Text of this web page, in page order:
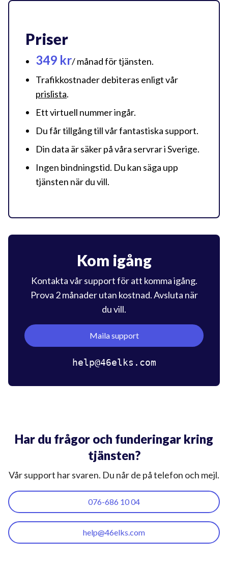
Priser
349 kr/ månad för tjänsten.
Trafikkostnader debiteras enligt vår
prislista.
Ett virtuell nummer ingår.
Du får tillgång till vår fantastiska support.
Din data är säker på våra servrar i Sverige.
Ingen bindningstid. Du kan säga upp
tjänsten när du vill.
Kom igång
Kontakta vår support för att komma igång.
Prova 2 månader utan kostnad. Avsluta när
du vill.
Maila support
help@46elks.com
Har du frågor och funderingar kring
tjänsten?
Vår support har svaren. Du når de på telefon och mejl.
076-686 10 04
help@46elks.com